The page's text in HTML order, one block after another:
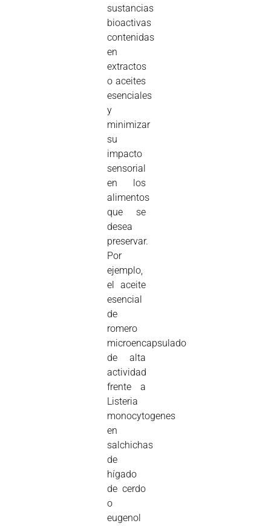
sustancias
bioactivas
contenidas
en
extractos
o aceites
esenciales
y
minimizar
su
impacto
sensorial
en los
alimentos
que se
desea
preservar.
Por
ejemplo,
el aceite
esencial
de
romero
microencapsulado
de alta
actividad
frente a
Listeria
monocytogenes
en
salchichas
de
hígado
de cerdo
o
eugenol